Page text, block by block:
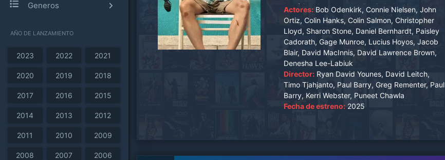
Generos
AÑO DE LANZAMIENTO
2023 2022 2021
2020 2019 2018
2017 2016 2015
2014 2013 2012
2011 2010 2009
2008 2007 2006
temático de una pequeña ciudad, solo para
volver a verse arrastrado a la violencia cuando
se enfrentan a un operador corrupto, un sheriff
corrupto y un despiadado jefe criminal.
Actores: Bob Odenkirk, Connie Nielsen, John
Ortiz, Colin Hanks, Colin Salmon, Christopher
Lloyd, Sharon Stone, Daniel Bernhardt, Paisley
Cadorath, Gage Munroe, Lucius Hoyos, Jacob
Blair, David MacInnis, David Lawrence Brown,
Denesha Lee-Labiuk
Director: Ryan David Younes, David Leitch,
Timo Tjahjanto, Paul Barry, Greg Rementer, Paul
Barry, Kerri Webster, Puneet Chawla
Fecha de estreno: 2025